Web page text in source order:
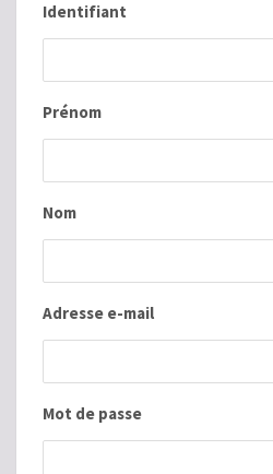
Identifiant
Prénom
Nom
Adresse e-mail
Mot de passe